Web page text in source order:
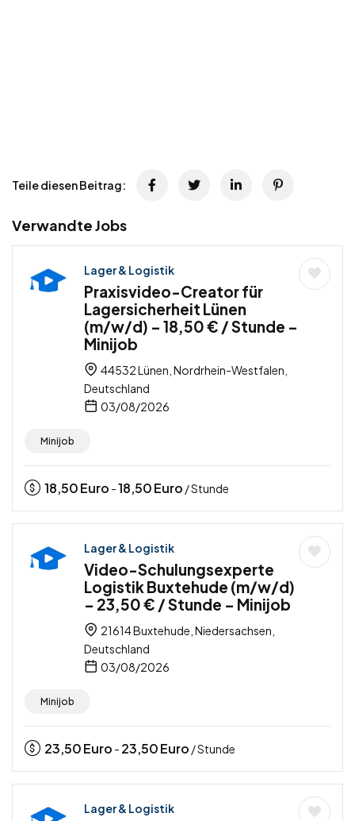
Teile diesen Beitrag:
Verwandte Jobs
Lager & Logistik
Praxisvideo-Creator für
Lagersicherheit Lünen
(m/w/d) – 18,50 € / Stunde –
Minijob
44532 Lünen, Nordrhein-Westfalen,
Deutschland
03/08/2026
Minijob
18,50Euro -18,50Euro / Stunde
Lager & Logistik
Video-Schulungsexperte
Logistik Buxtehude (m/w/d)
– 23,50 € / Stunde – Minijob
21614 Buxtehude, Niedersachsen,
Deutschland
03/08/2026
Minijob
23,50Euro - 23,50Euro / Stunde
Lager & Logistik